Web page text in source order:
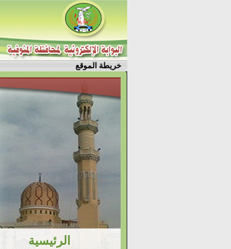
خريطة الموقع